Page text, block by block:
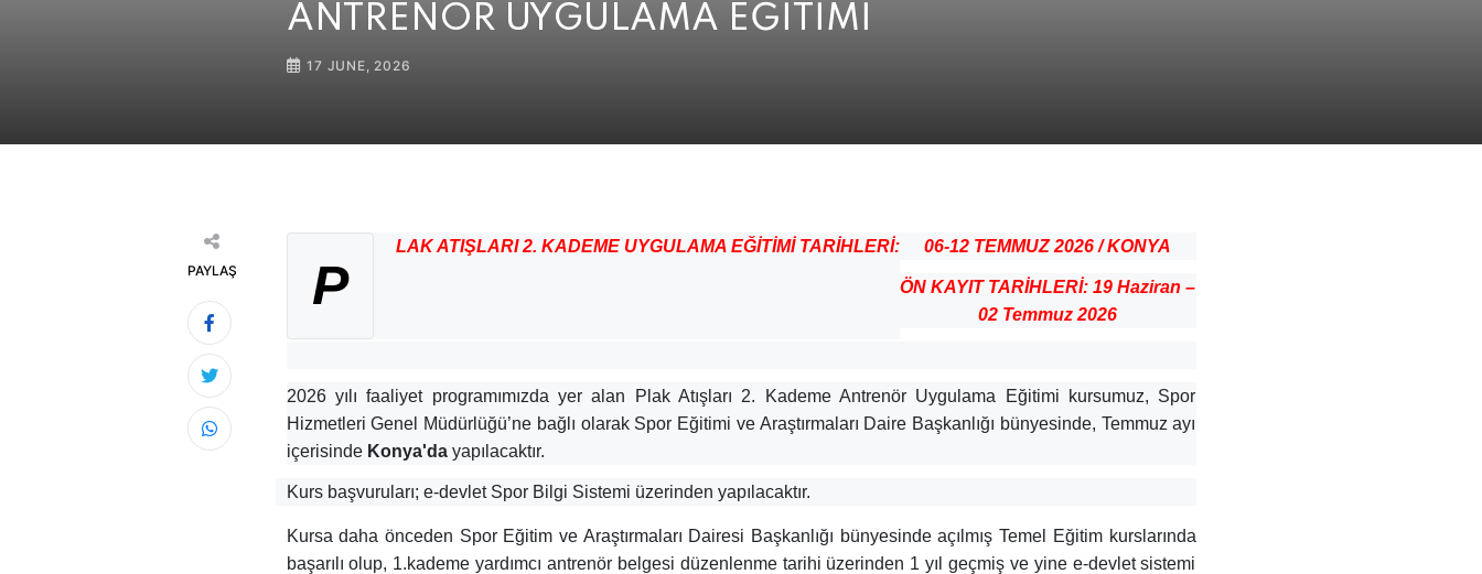
ANTRENÖR UYGULAMA EĞİTİMİ
17 JUNE, 2026
PAYLAŞ P
LAK ATIŞLARI 2. KADEME UYGULAMA EĞİTİMİ TARİHLERİ: 06-12 TEMMUZ 2026 / KONYA
ÖN KAYIT TARİHLERİ: 19 Haziran –
02 Temmuz 2026
2026 yılı faaliyet programımızda yer alan Plak Atışları 2. Kademe Antrenör Uygulama Eğitimi kursumuz, Spor
Hizmetleri Genel Müdürlüğü’ne bağlı olarak Spor Eğitimi ve Araştırmaları Daire Başkanlığı bünyesinde, Temmuz ayı
içerisinde Konya'dayapılacaktır.
Kurs başvuruları; e-devlet Spor Bilgi Sistemi üzerinden yapılacaktır.
Kursa daha önceden Spor Eğitim ve Araştırmaları Dairesi Başkanlığı bünyesinde açılmış Temel Eğitim kurslarında
başarılı olup, 1.kademe yardımcı antrenör belgesi düzenlenme tarihi üzerinden 1 yıl geçmiş ve yine e-devlet sistemi